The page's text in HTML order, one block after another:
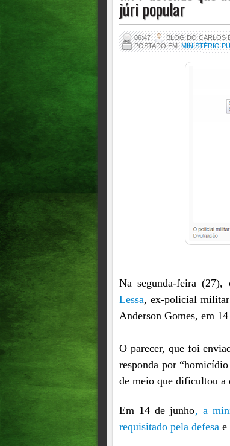
júri popular
06:47
BLOG DO CARLOS
POSTADO EM:MINISTÉRIO
Na segunda-feira (27),
Lessa, ex-policial militar
Anderson Gomes, em
O parecer, que foi
responda por
de meio que dificultou a
Em 14 de junho, a
requisitado pela defesa e